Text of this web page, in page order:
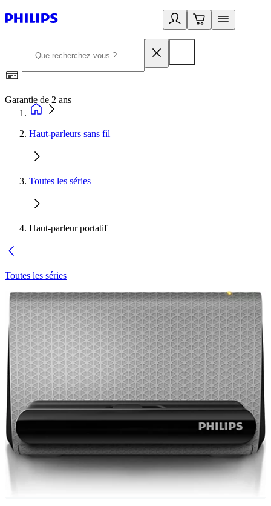
Garantie de 2 ans
Haut-parleurs sans fil
Toutes les séries
Haut-parleur portatif
Toutes les séries